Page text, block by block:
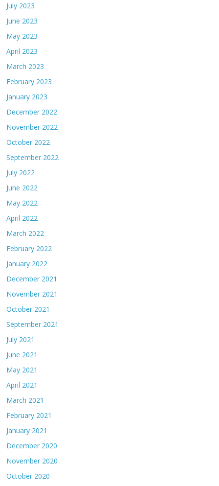
July 2023
June 2023
May 2023
April 2023
March 2023
February 2023
January 2023
December 2022
November 2022
October 2022
September 2022
July 2022
June 2022
May 2022
April 2022
March 2022
February 2022
January 2022
December 2021
November 2021
October 2021
September 2021
July 2021
June 2021
May 2021
April 2021
March 2021
February 2021
January 2021
December 2020
November 2020
October 2020